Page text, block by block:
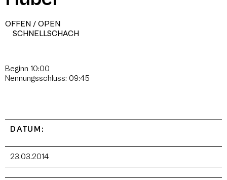
OFFEN / OPEN
SCHNELLSCHACH
Beginn 10:00
Nennungsschluss: 09:45
DATUM:
23.03.2014